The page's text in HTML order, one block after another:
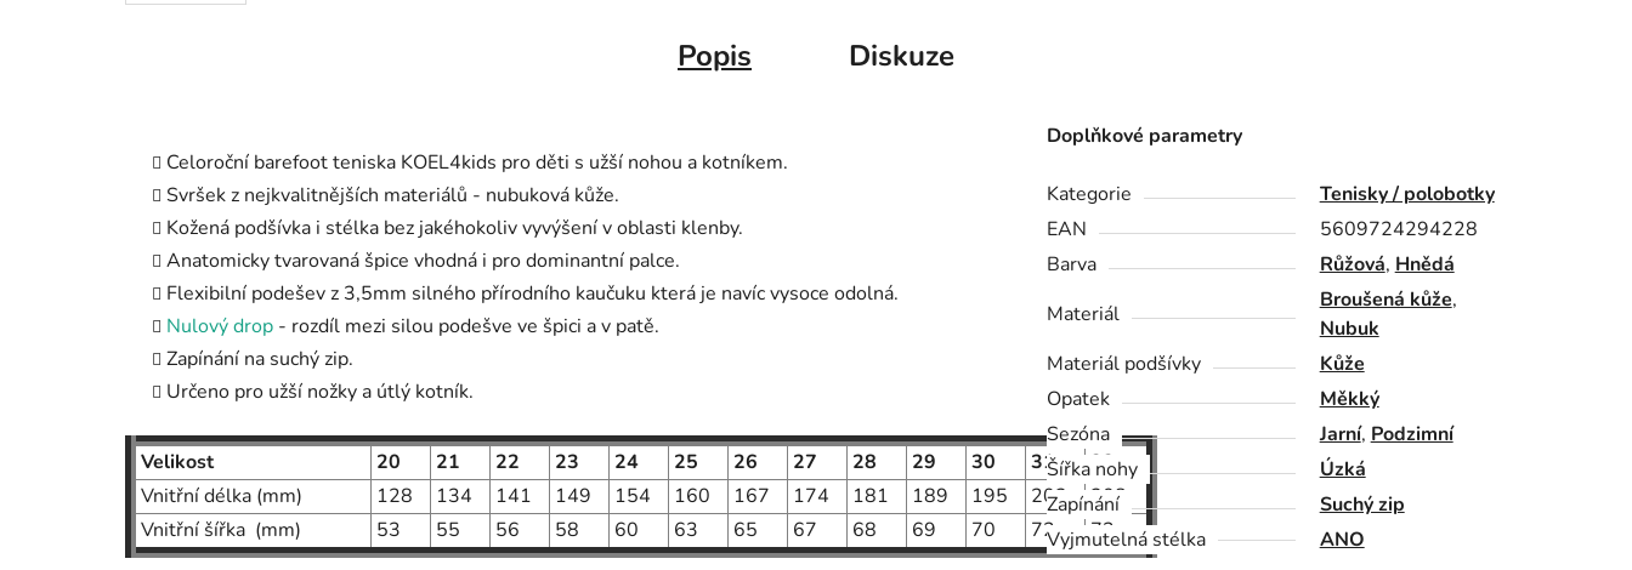
Popis Diskuze
Celoroční barefoot teniska KOEL4kids pro děti s užší nohou a kotníkem.
Svršek z nejkvalitnějších materiálů - nubuková kůže.
Kožená podšívka i stélka bez jakéhokoliv vyvýšení v oblasti klenby.
Anatomicky tvarovaná špice vhodná i pro dominantní palce.
Flexibilní podešev z 3,5mm silného přírodního kaučuku která je navíc vysoce odolná.
Nulový drop - rozdíl mezi silou podešve ve špici a v patě.
Zapínání na suchý zip.
Určeno pro užší nožky a útlý kotník.
Velikost 20 21 22 23 24 25 26 27 28 29 30 31
32
Vnitřní délka (mm)
128 134 141 149 154 160 167 174 181 189 195 202
208
Vnitřní šířka (mm)
53 55 56 58 60 63 65 67 68 69 70 72 73
Doplňkové parametry
Kategorie
Tenisky / polobotky
EAN
5609724294228
Barva
Růžová, Hnědá
Materiál
Broušená kůže,
Nubuk
Materiál podšívky
Kůže
Opatek
Měkký
Sezóna
Jarní, Podzimní
Šířka nohy
Úzká
Zapínání
Suchý zip
Vyjmutelná stélka
ANO